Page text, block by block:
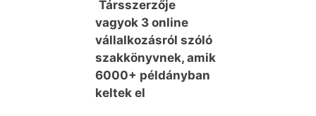
Társszerzője
vagyok 3 online
vállalkozásról szóló
szakkönyvnek, amik
6000+ példányban
keltek el